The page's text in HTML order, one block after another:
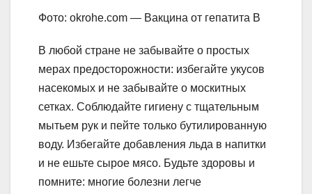
Фото: okrohe.com — Вакцина от гепатита В
В любой стране не забывайте о простых
мерах предосторожности: избегайте укусов
насекомых и не забывайте о москитных
сетках. Соблюдайте гигиену с тщательным
мытьем рук и пейте только бутилированную
воду. Избегайте добавления льда в напитки
и не ешьте сырое мясо. Будьте здоровы и
помните: многие болезни легче